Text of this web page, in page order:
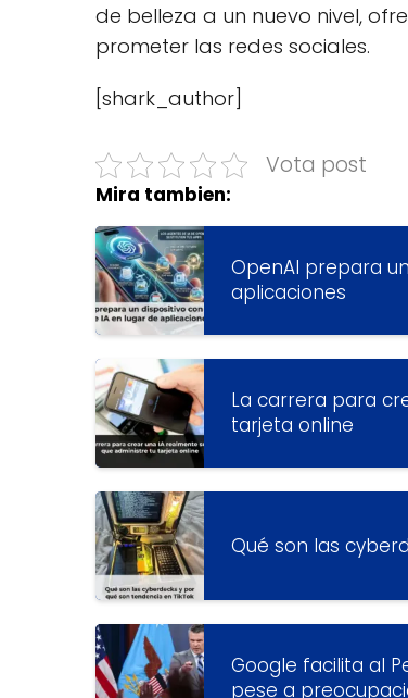
de belleza a un nuevo nivel,
prometer las redes sociales.
[shark_author]
Vota post
Mira tambien:
OpenAI prepara
aplicaciones
La carrera para
tarjeta online
Qué son las
Google facilita al
pese a